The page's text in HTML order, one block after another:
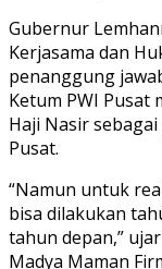
Gubernur
Kerjasama dan
penanggung
Ketum PWI Pusat
Haji Nasir
Pusat.
“Namun untuk
bisa dilakukan
tahun depan,”
Madya Maman